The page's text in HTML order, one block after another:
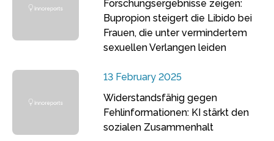
Forschungsergebnisse zeigen:
Bupropion steigert die Libido bei
Frauen, die unter vermindertem
sexuellen Verlangen leiden
13 February 2025
Widerstandsfähig gegen
Fehlinformationen: KI stärkt den
sozialen Zusammenhalt